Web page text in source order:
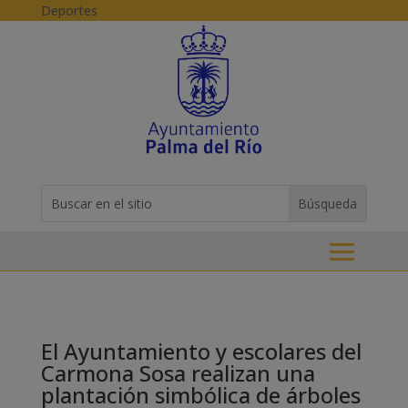
Skip to content
Deportes
for...
El Ayuntamiento y escolares del
Carmona Sosa realizan una
plantación simbólica de árboles